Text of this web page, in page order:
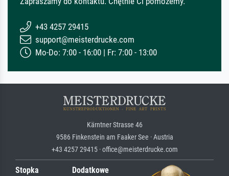
+43 4257 29415
support@meisterdrucke.com
Mo-Do: 7:00 - 16:00 | Fr: 7:00 - 13:00
Kärntner Strasse 46
9586 Finkenstein am Faaker See · Austria
+43 4257 29415 · office@meisterdrucke.com
Stopka
Dodatkowe